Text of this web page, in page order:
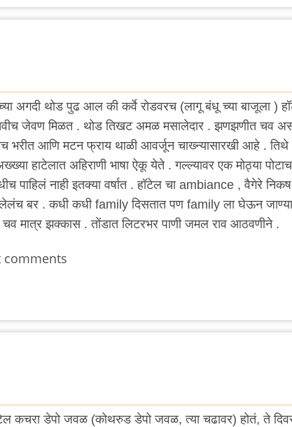
अगदी थोड पुढ आल की कर्वे रोडवरच (लागू बंधू च्या बाजूला )
जेवण मिळत . थोड तिखट अमळ मसालेदार . झणझणीत चव
भरीत आणि मटन फ्राय थाळी आवर्जून चाख्न्यासारखी आहे . तिथे
हाटेलात अहिराणी भाषा ऐकू येते . गल्ल्यावर एक मोठ्या
पाहिलं नाही इतक्या वर्षात . हॉटेल चा ambiance , वैगेरे निकष
गेलेलंच बर . कधी कधी family दिसतात पण family ला घेऊन जाण्या
मात्र झक्कास . तोंडात लिटरभर पाणी जमल राव आठवणीने .
comments
कचरा डेपो जवळ (कोथरुड डेपो जवळ, त्या चढावर) होतं, ते